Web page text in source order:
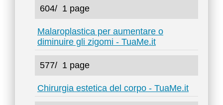
604/ 1 page
Malaroplastica per aumentare o
diminuire gli zigomi - TuaMe.it
577/ 1 page
Chirurgia estetica del corpo - TuaMe.it